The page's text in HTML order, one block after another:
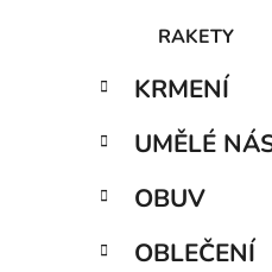
RAKETY
KRMENÍ
UMĚLÉ
OBUV
OBLEČENÍ